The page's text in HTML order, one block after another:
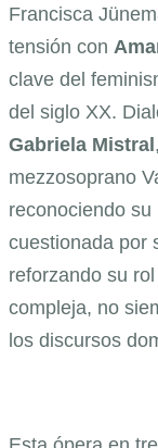
Francisca
tensión con
clave del
del siglo XX.
Gabriela Mistral
mezzosoprano
reconociendo
cuestionada por
reforzando su
compleja, no
los discursos